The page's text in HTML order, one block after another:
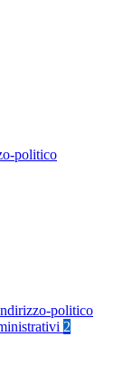
politico
politico
2